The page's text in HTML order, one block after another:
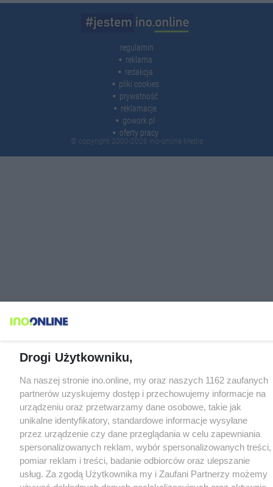
regulamin
reklama
redakcja
pliki cookies
prywatność
reklamacje
gowork.pl
oferty pracy
© copyright 2000-2026 Ino-online Media
Drogi Użytkowniku,
Na naszej stronie ino.online, my oraz naszych 1162 zaufanych
partnerów uzyskujemy dostęp i przechowujemy informacje na
urządzeniu oraz przetwarzamy dane osobowe, takie jak
unikalne identyfikatory, standardowe informacje wysyłane
przez urządzenie czy dane przeglądania w celu zapewniania
spersonalizowanych reklam, wybór spersonalizowanych treści,
pomiar reklam i treści, badanie odbiorców oraz ulepszanie
usług. Za zgodą Użytkownika my i Zaufani Partnerzy możemy